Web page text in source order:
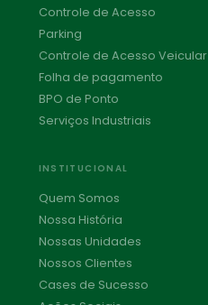
Controle de Acesso
Parking
Controle de Acesso Veicular
Folha de pagamento
BPO de Ponto
Serviços Industriais
INSTITUCIONAL
Quem Somos
Nossa História
Nossas Unidades
Nossos Clientes
Cases de Sucesso